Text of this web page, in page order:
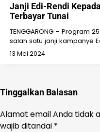
Janji Edi-Rendi
Terbayar Tunai
TENGGARONG – Program
salah satu janji kampanye
13 Mei 2024
Tinggalkan Balasan
Alamat email Anda tidak
wajib ditandai *